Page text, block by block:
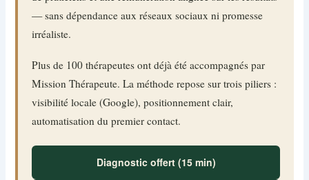
— sans dépendance aux réseaux sociaux ni promesse
irréaliste.
Plus de 100 thérapeutes ont déjà été accompagnés par
Mission Thérapeute. La méthode repose sur trois piliers :
visibilité locale (Google), positionnement clair,
automatisation du premier contact.
Diagnostic offert (15 min)